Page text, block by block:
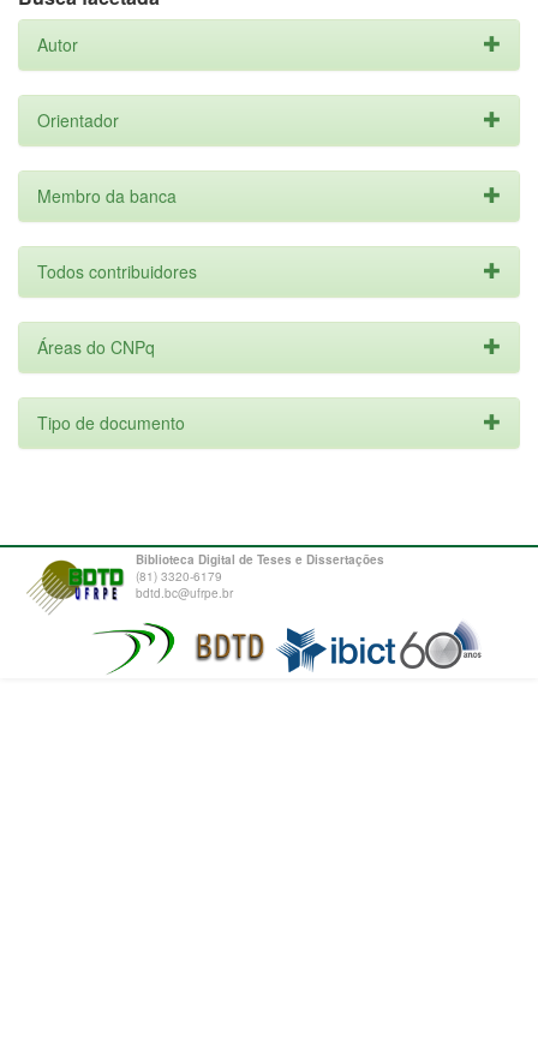
Autor
Orientador
Membro da banca
Todos contribuidores
Áreas do CNPq
Tipo de documento
Biblioteca Digital de Teses e Dissertações
(81) 3320-6179
bdtd.bc@ufrpe.br